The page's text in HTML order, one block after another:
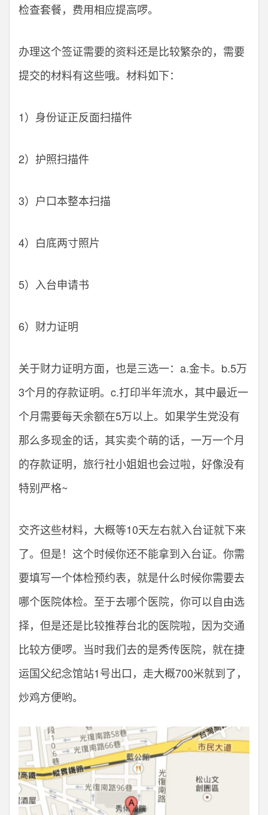
检查套餐，费用相应提高啰。
办理这个签证需要的资料还是比较繁杂的，需要
提交的材料有这些哦。材料如下：
1）身份证正反面扫描件
2）护照扫描件
3）户口本整本扫描
4）白底两寸照片
5）入台申请书
6）财力证明
关于财力证明方面，也是三选一：a.金卡。b.5万
3个月的存款证明。c.打印半年流水，其中最近一
个月需要每天余额在5万以上。如果学生党没有
那么多现金的话，其实卖个萌的话，一万一个月
的存款证明，旅行社小姐姐也会过啦，好像没有
特别严格~
交齐这些材料，大概等10天左右就入台证就下来
了。但是！这个时候你还不能拿到入台证。你需
要填写一个体检预约表，就是什么时候你需要去
哪个医院体检。至于去哪个医院，你可以自由选
择，但是还是比较推荐台北的医院啦，因为交通
比较方便啰。当时我们去的是秀传医院，就在捷
运国父纪念馆站1号出口，走大概700米就到了，
炒鸡方便哟。